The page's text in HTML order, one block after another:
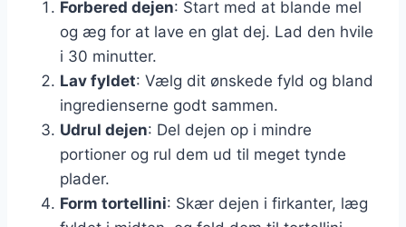
Forbered dejen: Start med at blande mel
og æg for at lave en glat dej. Lad den hvile
i 30 minutter.
Lav fyldet: Vælg dit ønskede fyld og bland
ingredienserne godt sammen.
Udrul dejen: Del dejen op i mindre
portioner og rul dem ud til meget tynde
plader.
Form tortellini: Skær dejen i firkanter, læg